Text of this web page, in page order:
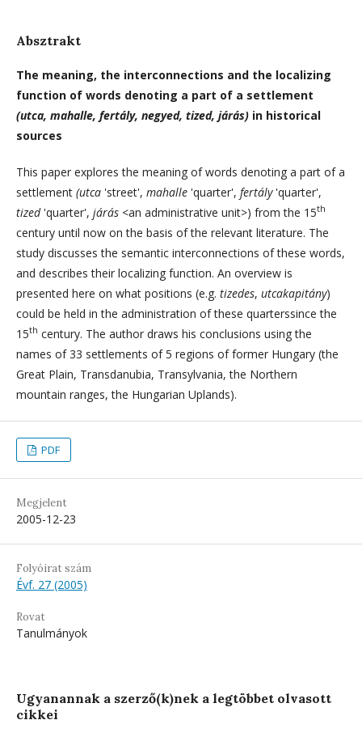
Absztrakt
The meaning, the interconnections and the localizing
function of words denoting a part of a settlement
(utca, mahalle, fertály, negyed, tized, járás) in historical
sources
This paper explores the meaning of words denoting a part of a
settlement (utca 'street', mahalle 'quarter', fertály'quarter',
tized'quarter', járás <an administrative unit>) from the 15th
century until now on the basis of the relevant literature. The
study discusses the semantic interconnections of these words,
and describes their localizing function. An overview is
presented here on what positions (e.g. tizedes, utcakapitány)
could be held in the administration of these quarterssince the
15th century. The author draws his conclusions using the
names of 33 settlements of 5 regions of former Hungary (the
Great Plain, Transdanubia, Transylvania, the Northern
mountain ranges, the Hungarian Uplands).
PDF
Megjelent
2005-12-23
Folyóirat szám
Évf. 27 (2005)
Rovat
Tanulmányok
Ugyanannak a szerző(k)nek a legtöbbet olvasott
cikkei